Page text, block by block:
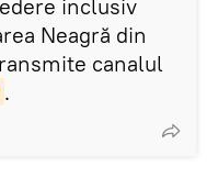
inclusiv
Neagră din
canalul
.